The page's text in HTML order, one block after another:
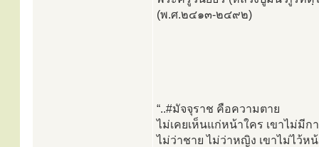
(พ.ศ.๒๔๑๓-๒๔๙๒)
“..#มัจจุราช คือความตาย
ไม่เคยเห็นแก่หน้าใคร เขาไม่มีก
ไม่ว่าชาย ไม่ว่าหญิง เขาไม่ไว้ห